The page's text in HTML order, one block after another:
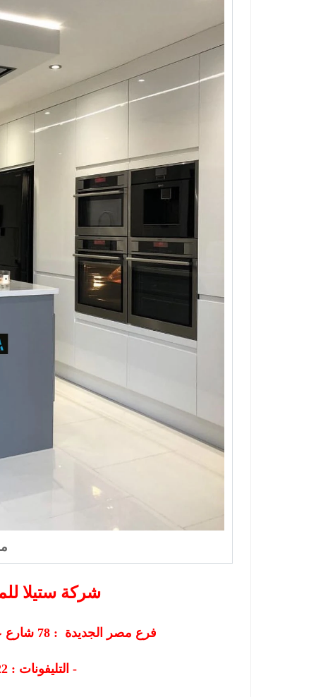
شركة ستيلا
فرع مصر الجديدة : 78 شارع
التليفونات : 26219222 - 01207565655 -